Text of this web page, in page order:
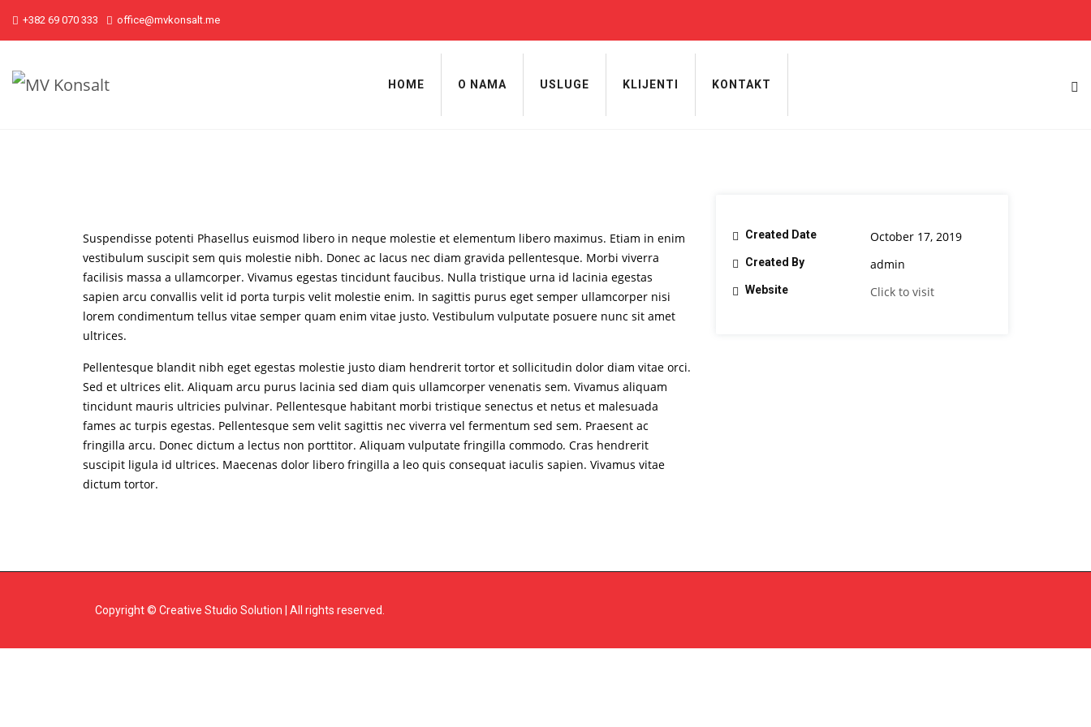
+382 69 070 333 office@mvkonsalt.me
HOME O NAMA USLUGE KLIJENTI KONTAKT
Suspendisse potenti Phasellus euismod libero in neque molestie et elementum libero maximus. Etiam in enim
vestibulum suscipit sem quis molestie nibh. Donec ac lacus nec diam gravida pellentesque. Morbi viverra
facilisis massa a ullamcorper. Vivamus egestas tincidunt faucibus. Nulla tristique urna id lacinia egestas
sapien arcu convallis velit id porta turpis velit molestie enim. In sagittis purus eget semper ullamcorper nisi
lorem condimentum tellus vitae semper quam enim vitae justo. Vestibulum vulputate posuere nunc sit amet
ultrices.
Pellentesque blandit nibh eget egestas molestie justo diam hendrerit tortor et sollicitudin dolor diam vitae orci.
Sed et ultrices elit. Aliquam arcu purus lacinia sed diam quis ullamcorper venenatis sem. Vivamus aliquam
tincidunt mauris ultricies pulvinar. Pellentesque habitant morbi tristique senectus et netus et malesuada
fames ac turpis egestas. Pellentesque sem velit sagittis nec viverra vel fermentum sed sem. Praesent ac
fringilla arcu. Donec dictum a lectus non porttitor. Aliquam vulputate fringilla commodo. Cras hendrerit
suscipit ligula id ultrices. Maecenas dolor libero fringilla a leo quis consequat iaculis sapien. Vivamus vitae
dictum tortor.
Created Date October 17, 2019
Created By admin
Website Click to visit
Copyright © Creative Studio Solution | All rights reserved.